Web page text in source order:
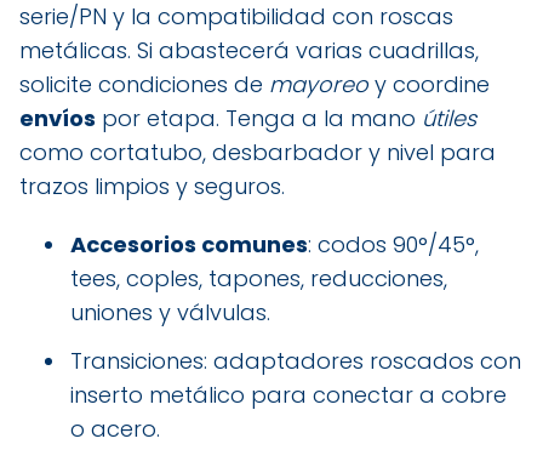
serie/PN y la compatibilidad con roscas
metálicas. Si abastecerá varias cuadrillas,
solicite condiciones de mayoreo y coordine
envíos por etapa. Tenga a la mano útiles
como cortatubo, desbarbador y nivel para
trazos limpios y seguros.
Accesorios comunes: codos 90°/45°,
tees, coples, tapones, reducciones,
uniones y válvulas.
Transiciones: adaptadores roscados con
inserto metálico para conectar a cobre
o acero.